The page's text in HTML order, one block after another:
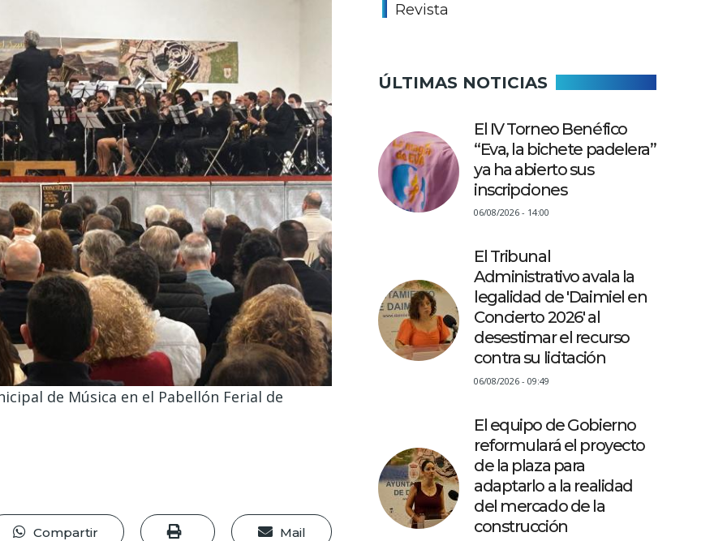
de Música en el Pabellón Ferial de
Compartir Mail
Revista
ÚLTIMAS NOTICIAS
El IV Torneo Benéfico
“Eva, la bichete padelera”
ya ha abierto sus
inscripciones
06/08/2026 - 14:00
El Tribunal
Administrativo avala la
legalidad de 'Daimiel en
Concierto 2026' al
desestimar el recurso
contra su licitación
06/08/2026 - 09:49
El equipo de Gobierno
reformulará el proyecto
de la plaza para
adaptarlo a la realidad
del mercado de la
construcción